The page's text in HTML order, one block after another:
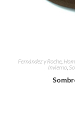
Fernández y Roche,
Invierno,